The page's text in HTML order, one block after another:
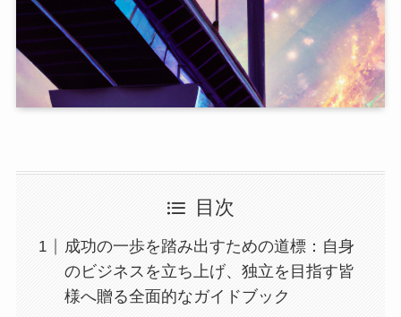
目次
成功の一歩を踏み出すための道標：自身
のビジネスを立ち上げ、独立を目指す皆
様へ贈る全面的なガイドブック